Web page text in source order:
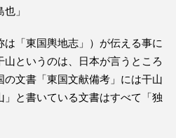
」
「東国輿地志」）が伝える事に
というのは、日本が言うところ
文書「東国文献備考」には干山
と書いている文書はすべて「独